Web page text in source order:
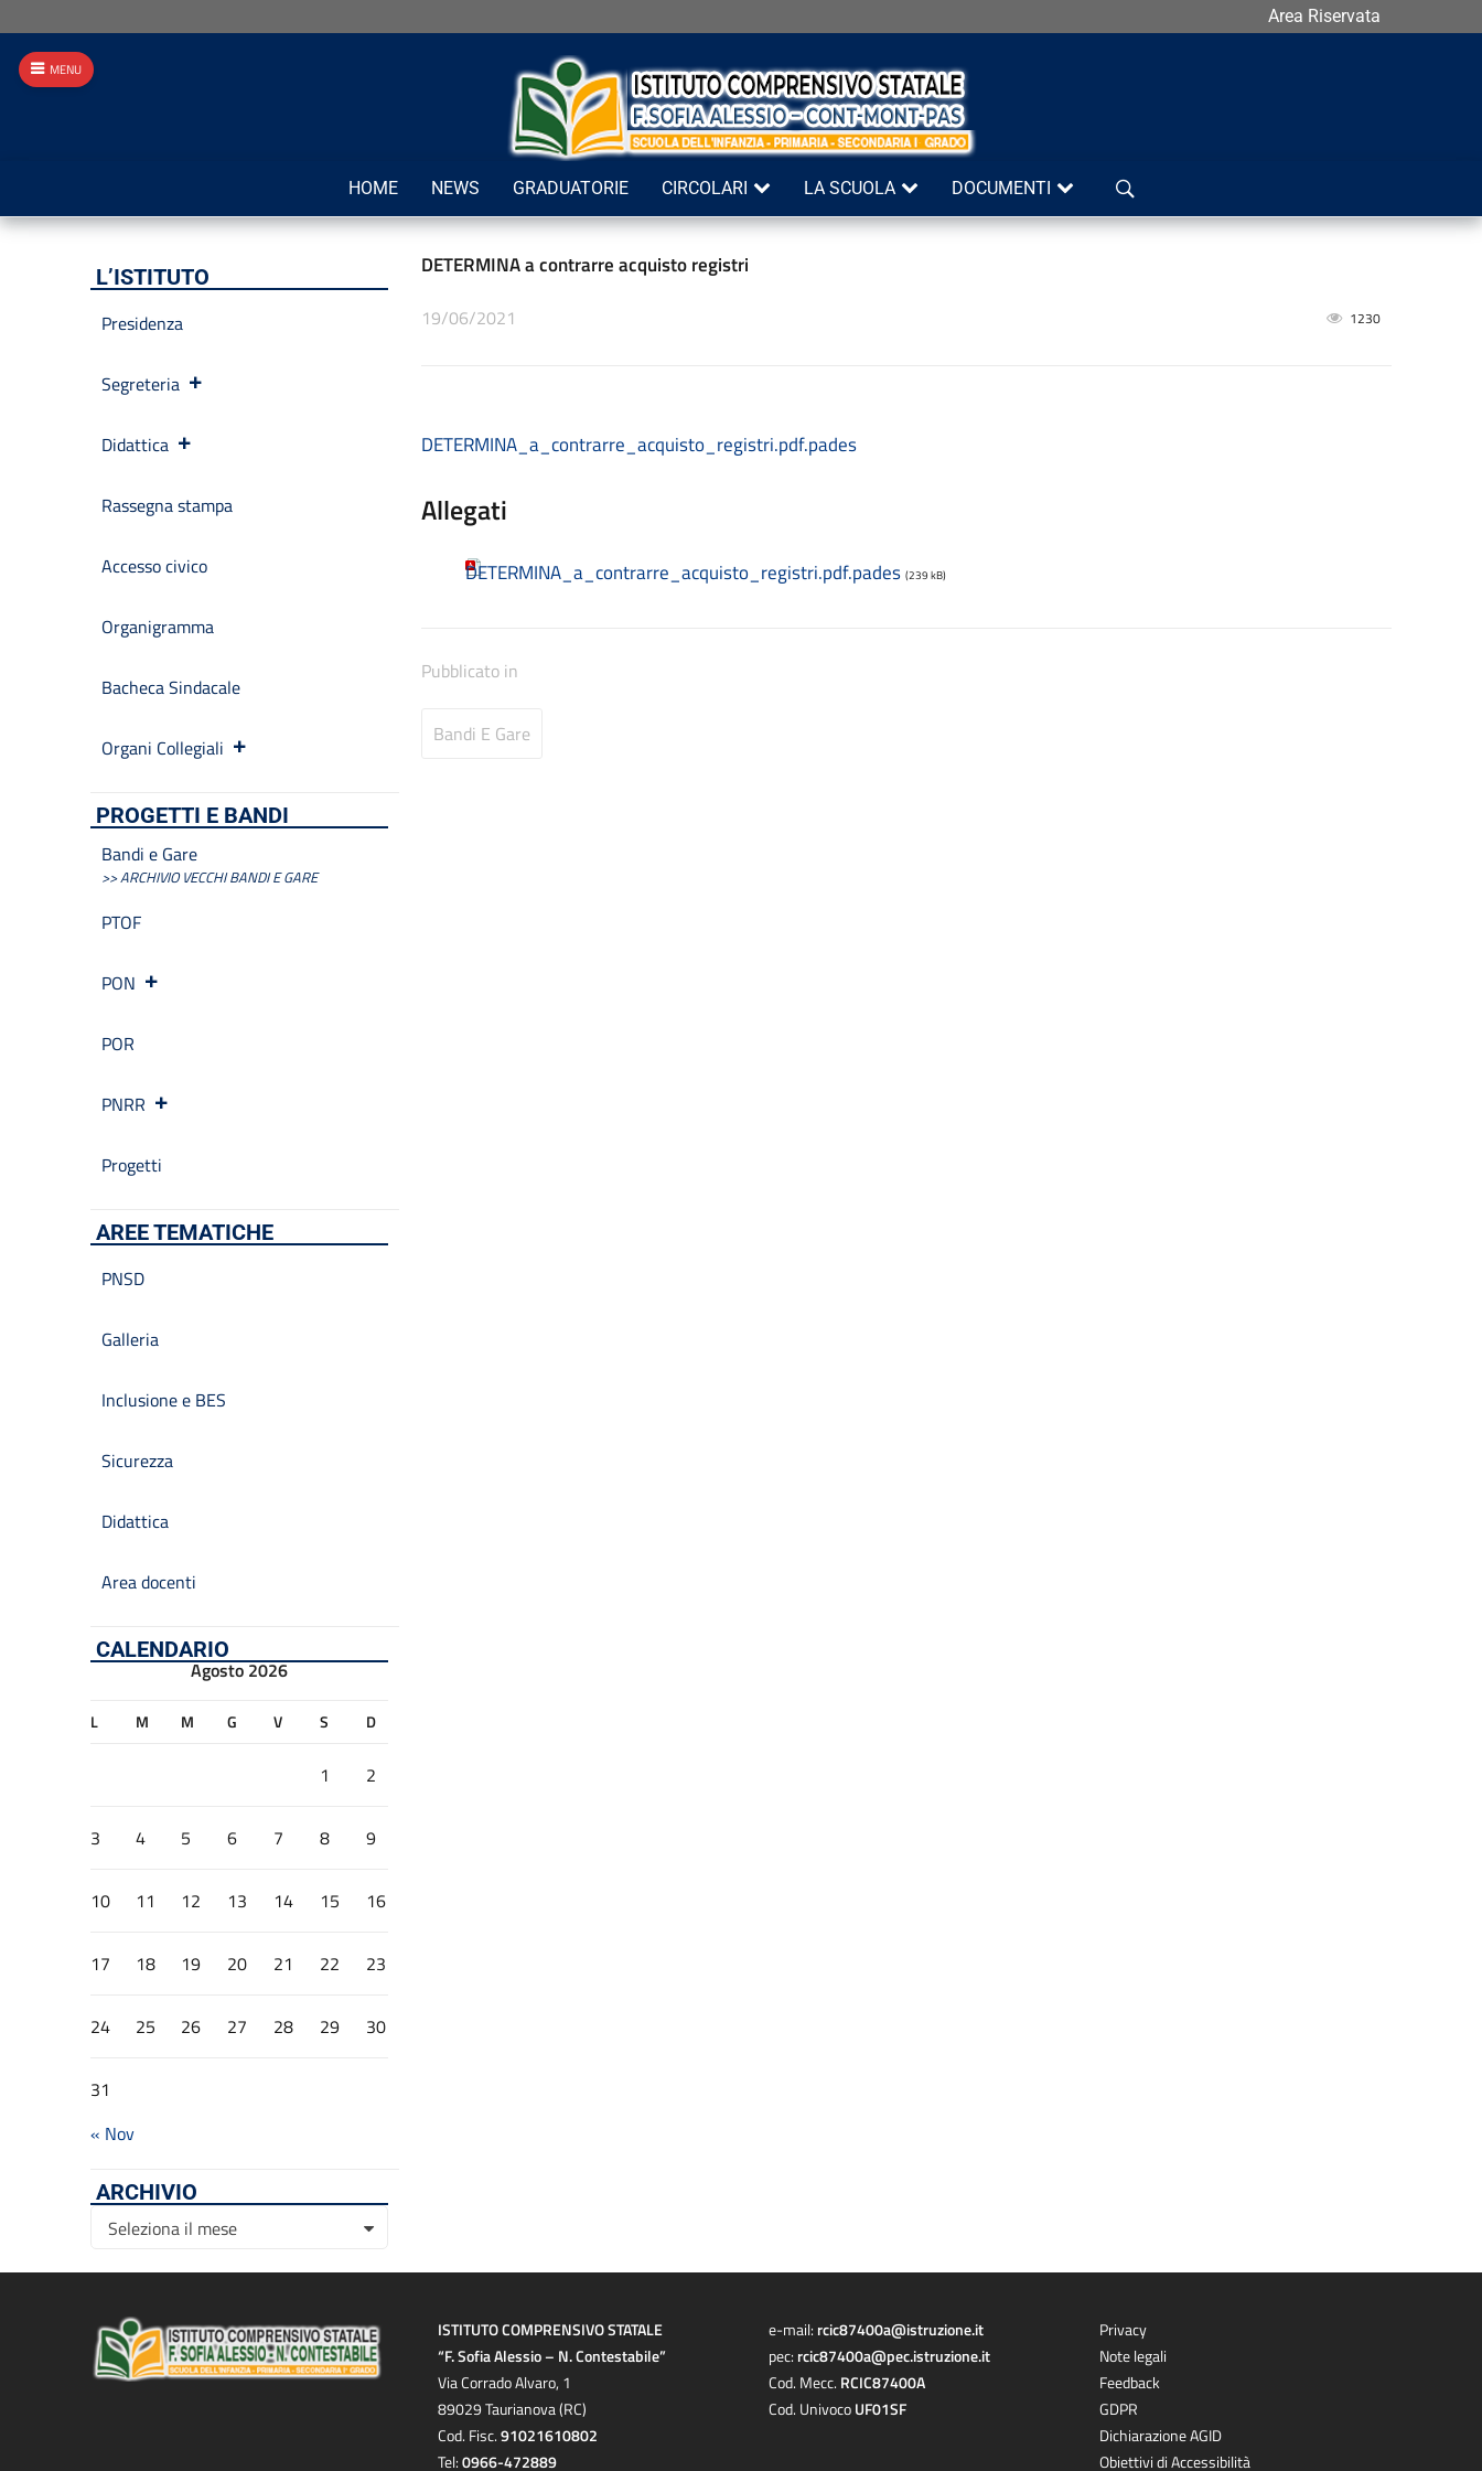
Area Riservata
Cerca
HOME NEWS GRADUATORIE CIRCOLARI LA SCUOLA DOCUMENTI
DETERMINA a contrarre acquisto registri
19/06/2021 1230
DETERMINA_a_contrarre_acquisto_registri.pdf.pades
Allegati
DETERMINA_a_contrarre_acquisto_registri.pdf.pades (239 kB)
Pubblicato in
Bandi E Gare
L’ISTITUTO
Presidenza
Segreteria
Didattica
Rassegna stampa
Accesso civico
Organigramma
Bacheca Sindacale
Organi Collegiali
PROGETTI E BANDI
Bandi e Gare
>> ARCHIVIO VECCHI BANDI E GARE
PTOF
PON
POR
PNRR
Progetti
AREE TEMATICHE
PNSD
Galleria
Inclusione e BES
Sicurezza
Didattica
Area docenti
CALENDARIO
Agosto 2026
L M M G V S D
1 2
3 4 5 6 7 8 9
10 11 12 13 14 15 16
17 18 19 20 21 22 23
24 25 26 27 28 29 30
31
« Nov
ARCHIVIO
Archivio
Seleziona il mese
ISTITUTO COMPRENSIVO STATALE
“F. Sofia Alessio – N. Contestabile”
Via Corrado Alvaro, 1
89029 Taurianova (RC)
Cod. Fisc.91021610802
Tel:0966-472889
e-mail: rcic87400a@istruzione.it
pec: rcic87400a@pec.istruzione.it
Cod. Mecc. RCIC87400A
Cod. UnivocoUF01SF
Privacy
Note legali
Feedback
GDPR
Dichiarazione AGID
Obiettivi di Accessibilità
MENU